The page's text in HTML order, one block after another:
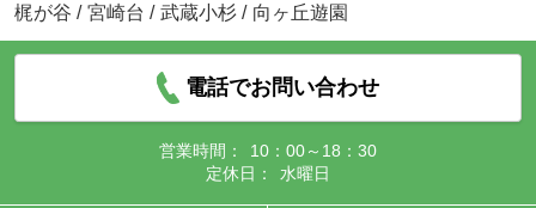
梶が谷 / 宮崎台 / 武蔵小杉 / 向ヶ丘遊園
電話でお問い合わせ
営業時間：
10：00～18：30
定休日：
水曜日